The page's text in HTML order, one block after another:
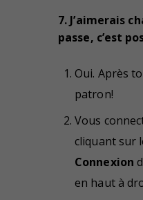
7. J’aimerais
passe, c’est
Oui. Après
patron!
Vous
cliquant sur
Connexion
en haut à